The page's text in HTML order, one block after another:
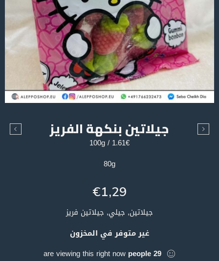
جيلاتين بنكهة الفريز
1.61€ / 100g
80g
€1,29
جيلاتين, جيلي, جيلاتين فريز
غير متوفر في المخزون
29
people
are viewing this right now